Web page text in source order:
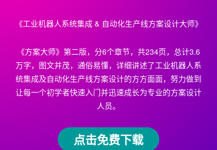
《工业机器人系统集成 & 自动化生产线方案设计大师》
《方案大师》第二版，分6个章节，共234页，总计3.6
万字，图文并茂，通俗易懂，详细讲述了工业机器人系
统集成及自动化生产线方案设计的方方面面，努力做到
让每一个初学者快速入门并迅速成长为专业的方案设计
人员。
点击免费下载